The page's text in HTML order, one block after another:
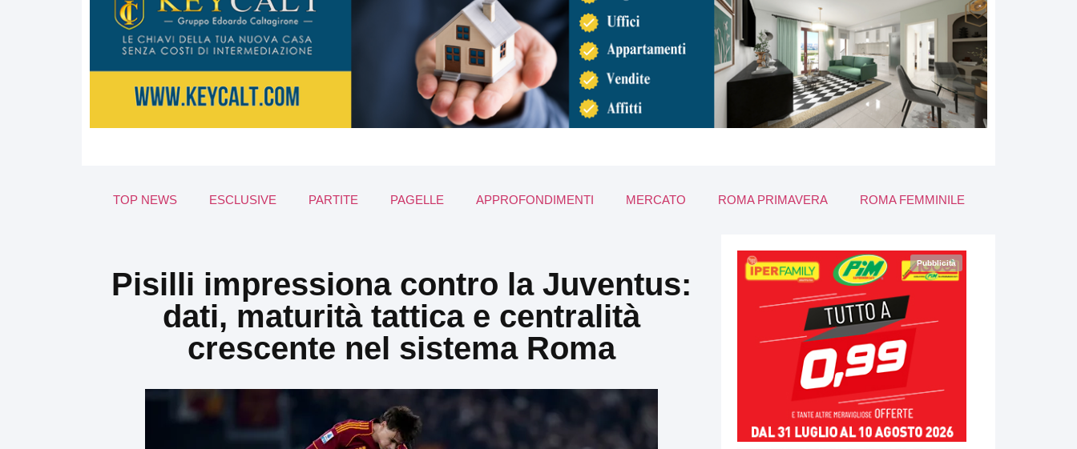
TOP NEWS ESCLUSIVE PARTITE PAGELLE APPROFONDIMENTI MERCATO ROMA PRIMAVERA ROMA FEMMINILE
Pisilli impressiona contro la Juventus:
dati, maturità tattica e centralità
crescente nel sistema Roma
Pubblicità